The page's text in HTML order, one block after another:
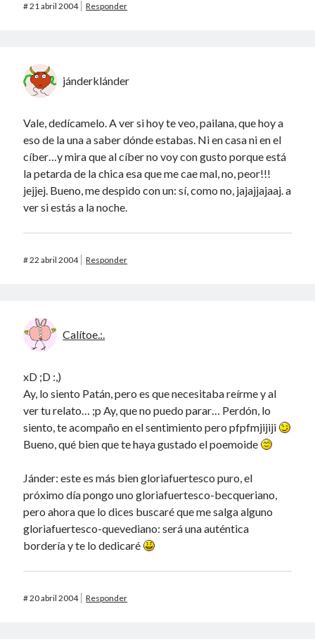
#21 abril 2004 Responder
jánderklánder
Vale, dedícamelo. A ver si hoy te veo, pailana, que hoy a
eso de la una a saber dónde estabas. Ni en casa ni en el
cíber…y mira que al cíber no voy con gusto porque está
la petarda de la chica esa que me cae mal, no, peor!!!
jejjej. Bueno, me despido con un: sí, como no, jajajjajaaj. a
ver si estás a la noche.
#22 abril 2004 Responder
Calítoe.:.
xD ;D :,)
Ay, lo siento Patán, pero es que necesitaba reírme y al
ver tu relato… ;p Ay, que no puedo parar… Perdón, lo
siento, te acompaño en el sentimiento pero pfpfmjijiji
Bueno, qué bien que te haya gustado el poemoide
Jánder: este es más bien gloriafuertesco puro, el
próximo día pongo uno gloriafuertesco-becqueriano,
pero ahora que lo dices buscaré que me salga alguno
gloriafuertesco-quevediano: será una auténtica
bordería y te lo dedicaré
#20 abril 2004 Responder